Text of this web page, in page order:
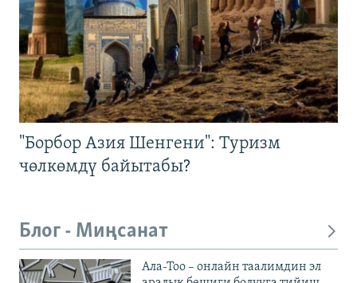
"Борбор Азия Шенгени": Туризм
чөлкөмдү байытабы?
Блог - Миңсанат
Ала-Тоо – онлайн таалимдин эл